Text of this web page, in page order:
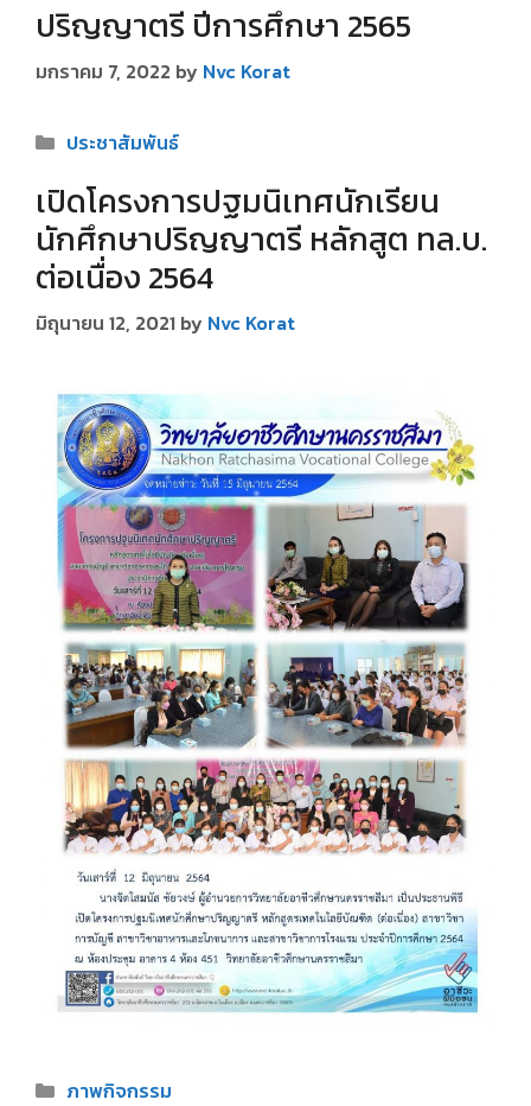
ปริญญาตรี ปีการศึกษา 2565
มกราคม 7, 2022 by Nvc Korat
Categories
ประชาสัมพันธ์
เปิดโครงการปฐมนิเทศนักเรียน
นักศึกษาปริญญาตรี หลักสูต ทล.บ.
ต่อเนื่อง 2564
มิถุนายน 12, 2021 by Nvc Korat
Categories
ภาพกิจกรรม